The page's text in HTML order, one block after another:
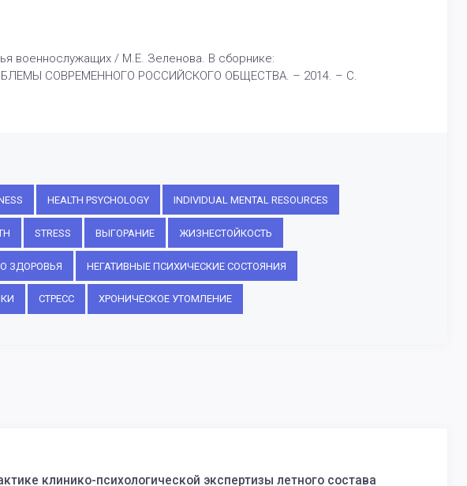
военнослужащих / М.Е. Зеленова. В сборнике:
СОВРЕМЕННОГО РОССИЙСКОГО ОБЩЕСТВА. – 2014. – С.
HEALTH PSYCHOLOGY INDIVIDUAL MENTAL RESOURCES
STRESS ВЫГОРАНИЕ ЖИЗНЕСТОЙКОСТЬ
ЗДОРОВЬЯ НЕГАТИВНЫЕ ПСИХИЧЕСКИЕ СОСТОЯНИЯ
СТРЕСС ХРОНИЧЕСКОЕ УТОМЛЕНИЕ
клинико-психологической экспертизы летного состава